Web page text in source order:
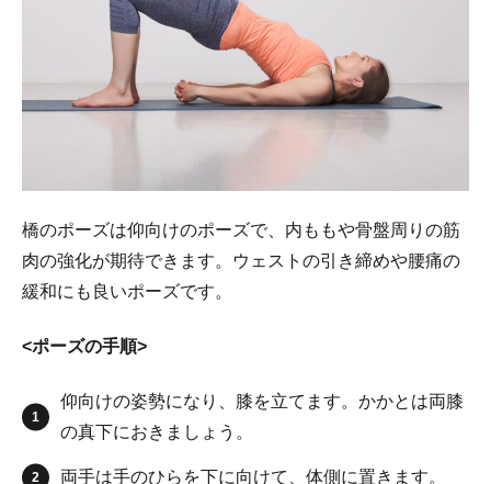
橋のポーズは仰向けのポーズで、内ももや骨盤周りの筋
肉の強化が期待できます。ウェストの引き締めや腰痛の
緩和にも良いポーズです。
<ポーズの手順>
仰向けの姿勢になり、膝を立てます。かかとは両膝
の真下におきましょう。
両手は手のひらを下に向けて、体側に置きます。